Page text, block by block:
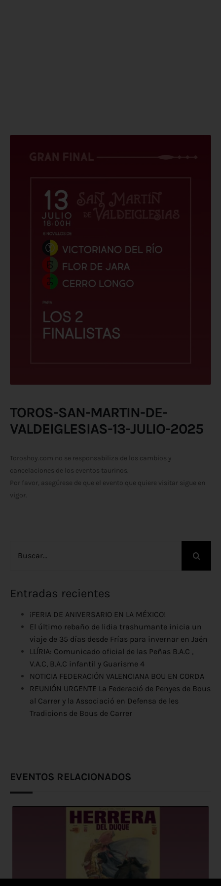
TOROS-SAN-MARTIN-DE-
VALDEIGLESIAS-13-JULIO-2025
Toroshoy.com no se responsabiliza de los cambios y
cancelaciones de los eventos taurinos.
Por favor, asegúrese de que el evento que quiere visitar sigue en
vigor.
Entradas recientes
¡FERIA DE ANIVERSARIO EN LA MÉXICO!
El último rebaño de lidia trashumante inicia un
viaje de 35 días desde Frías para invernar en Jaén
LLÍRIA: Comunicado oficial de las Peñas B.A.C ,
V.A.C, B.A.C infantil y Guarisme 4
NOTICIA FEDERACIÓN VALENCIANA BOU EN CORDA
REUNIÓN URGENTE La Federació de Penyes de Bous
al Carrer y la Associació en Defensa de les
Tradicions de Bous de Carrer
EVENTOS RELACIONADOS